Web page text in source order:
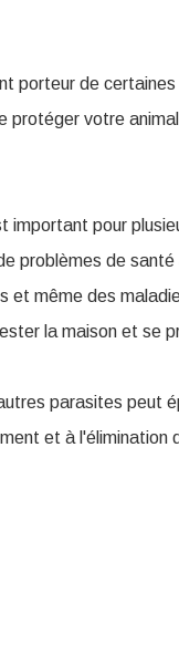
porteur de
protéger votre
pour
problèmes de santé
et même des
la maison et se
parasites peut
et à l'élimination